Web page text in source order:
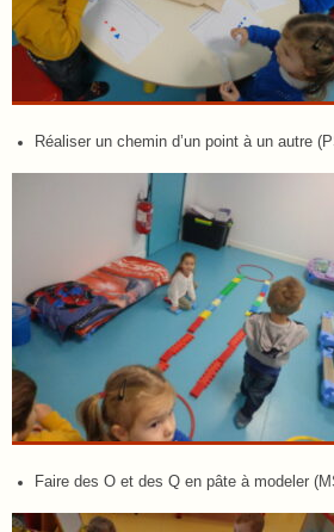
Réaliser un chemin d’un point à un autre
Faire des O et des Q en pâte à modeler